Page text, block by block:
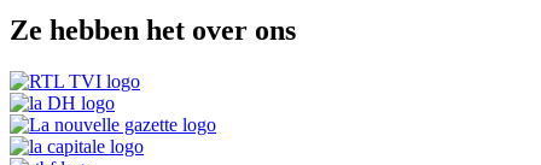
Ze hebben het over ons